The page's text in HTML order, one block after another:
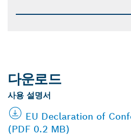
다운로드
사용 설명서
EU Declaration of
(PDF 0.2 MB)